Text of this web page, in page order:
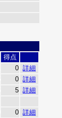
得点
0 詳細
0 詳細
5 詳細
0 詳細